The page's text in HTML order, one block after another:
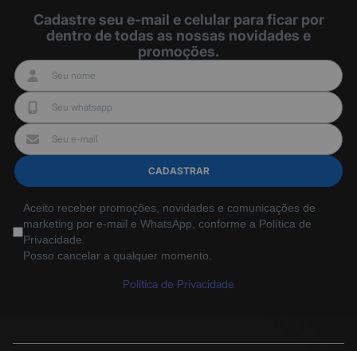
Tenha uma visão em 360
graus desse produto
produto no seu espaço
Cadastre seu e-mail e celular para ficar por
dentro de todas as nossas novidades e
promoções.
CADASTRAR
Aceito receber promoções, novidades e comunicações de
marketing por e-mail e WhatsApp, conforme a Política de
Privacidade.
Posso cancelar a qualquer momento.
Política de Privacidade